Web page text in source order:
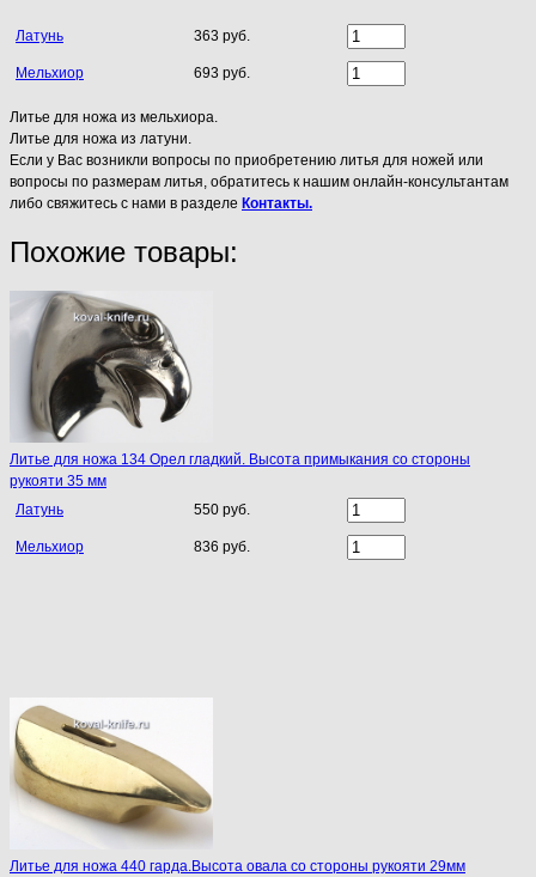
Латунь 363 руб.
Мельхиор 693 руб.
Литье для ножа из мельхиора.
Литье для ножа из латуни.
Если у Вас возникли вопросы по приобретению литья для ножей или
вопросы по размерам литья, обратитесь к нашим онлайн-консультантам
либо свяжитесь с нами в разделе Контакты.
Похожие товары:
Литье для ножа 134 Орел гладкий. Высота примыкания со стороны
рукояти 35 мм
Латунь
550 руб.
Мельхиор 836 руб.
Литье для ножа 440 гарда.Высота овала со стороны рукояти 29мм